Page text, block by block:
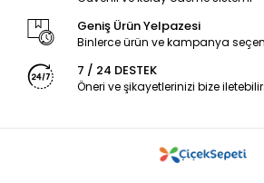
Geniş Ürün Yelpazesi
Binlerce ürün ve kampanya
7 / 24 DESTEK
Öneri ve şikayetlerinizi bize